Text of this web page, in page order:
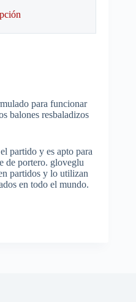
para funcionar
balones resbaladizos
partido y es apto para
de portero. gloveglu
partidos y lo utilizan
en todo el mundo.